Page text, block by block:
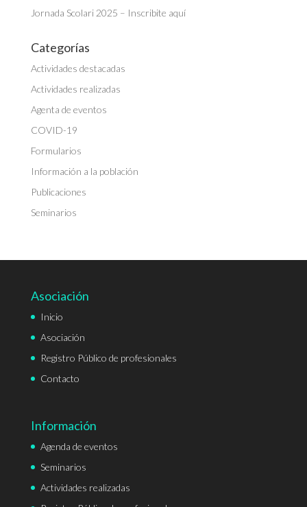
Jornada Scolari 2025 – Inscribite aquí
Categorías
Actividades destacadas
Actividades realizadas
Agenta de eventos
COVID-19
Formularios
Información a la población
Publicaciones
Seminarios
Asociación
Inicio
Asociación
Registro Público de profesionales
Contacto
Información
Agenda de eventos
Seminarios
Actividades realizadas